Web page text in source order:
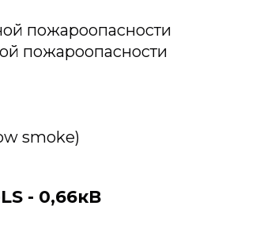
пожароопасности
пожароопасности
smoke)
- 0,66кВ